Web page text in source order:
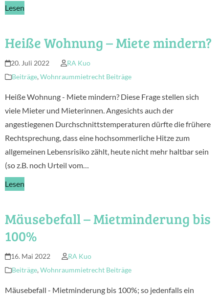
Lesen
Heiße Wohnung – Miete mindern?
20. Juli 2022
RA Kuo
Beiträge, Wohnraummietrecht Beiträge
Heiße Wohnung - Miete mindern? Diese Frage stellen sich
viele Mieter und Mieterinnen. Angesichts auch der
angestiegenen Durchschnittstemperaturen dürfte die frühere
Rechtsprechung, dass eine hochsommerliche Hitze zum
allgemeinen Lebensrisiko zählt, heute nicht mehr haltbar sein
(so z.B. noch Urteil vom…
Lesen
Mäusebefall – Mietminderung bis
100%
16. Mai 2022
RA Kuo
Beiträge, Wohnraummietrecht Beiträge
Mäusebefall - Mietminderung bis 100%; so jedenfalls ein